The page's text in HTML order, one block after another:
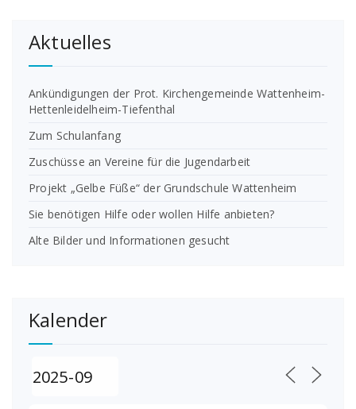
Aktuelles
Ankündigungen der Prot. Kirchengemeinde Wattenheim-
Hettenleidelheim-Tiefenthal
Zum Schulanfang
Zuschüsse an Vereine für die Jugendarbeit
Projekt „Gelbe Füße“ der Grundschule Wattenheim
Sie benötigen Hilfe oder wollen Hilfe anbieten?
Alte Bilder und Informationen gesucht
Kalender